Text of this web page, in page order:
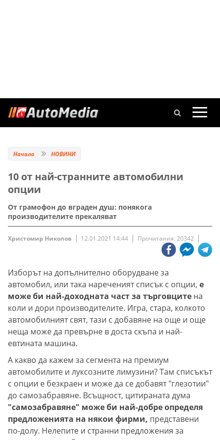
Начало НОВИНИ
10 от най-странните автомобилни
опции
От грамофон до вграден душ: понякога
производителите прекаляват
Христомир Николов 12.01.2021 14:44 Прочитания: 20342
Изборът на допълнително оборудване за
автомобил, или така нареченият списък с опции, е
може би най-доходната част за търговците на
коли и дори производителите. Игра, стара, колкото
автомобилният свят, тази с добавяне на още и още
неща може да превърне в доста скъпа и най-
евтината машина.
А какво да кажем за сегмента на премиум
автомобилите и луксозните лимузини? Там списъкът
с опции е безкраен и може да се добавят "глезотии"
до самозабравяне. Всъщност, цитираната дума
"самозабравяне" може би най-добре определя
предложенията на някои фирми, представени
по-долу. Нелепите и странни предложения за